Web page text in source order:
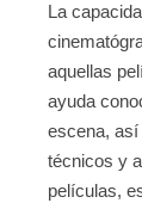
La
aquellas
ayuda
escena,
técnicos y
películas,